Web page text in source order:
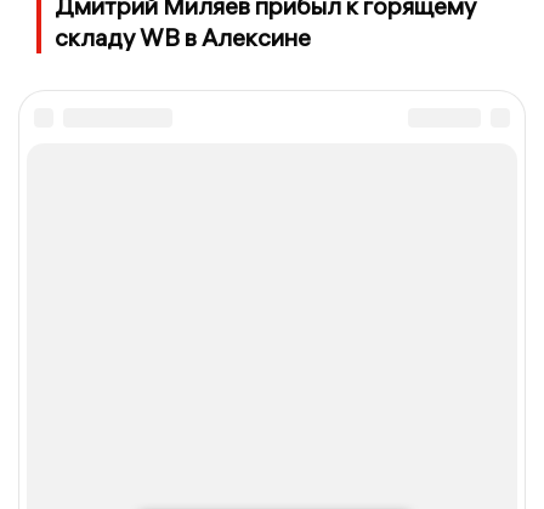
складу WB в Алексине